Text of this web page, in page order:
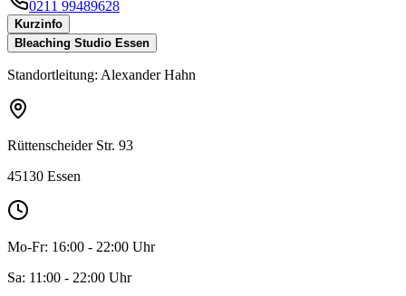
0211 99489628
Kurzinfo
Bleaching Studio Essen
Standortleitung: Alexander Hahn
Rüttenscheider Str. 93
45130 Essen
Mo-Fr: 16:00 - 22:00 Uhr
Sa: 11:00 - 22:00 Uhr